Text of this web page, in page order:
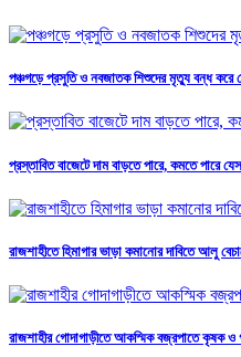
পঞ্চগড়ে প্রসুতি ও নবজাতক শিশুদের মৃত্যু বন্ধ করে
প্রস্তাবিত বাজেটে দাম বাড়তে পারে, কমতে পারে
রাজশাহীতে হিমাগার ভাড়া কমানোর দাবিতে আলু
রাজশাহীর গোদাগাড়ীতে আকস্মিক বজ্রপাতে কৃষক